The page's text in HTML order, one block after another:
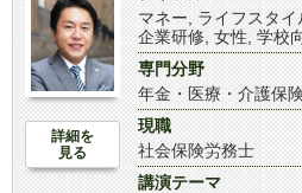
詳細を
見る
マネー
ライフスタイ
企業研修 女性 学校
専門分野
年金・医療・介護保
現職
社会保険労務士
講演テーマ